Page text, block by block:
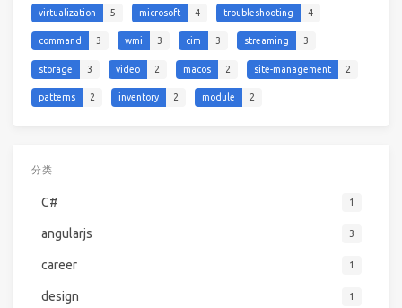
virtualization 5 microsoft 4 troubleshooting 4
command 3 wmi 3 cim 3 streaming 3
storage 3 video 2 macos 2 site-management 2
patterns 2 inventory 2 module 2
分类
C# 1
angularjs 3
career 1
design 1